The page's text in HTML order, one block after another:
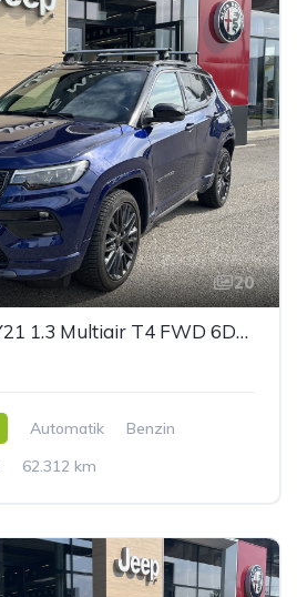
20
JEEP Compass MY21 1.3 Multiair T4 FWD 6DDCT S
Automatik
Benzin
62.312 km